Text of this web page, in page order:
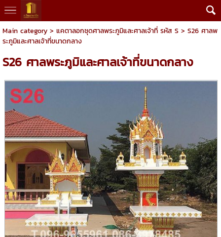
Main category> แคตาลอกชุดศาลพระภูมิและศาลเจ้าที่ รหัส S> S26 ศาลพ
ระภูมิและศาลเจ้าที่ขนาดกลาง
S26 ศาลพระภูมิและศาลเจ้าที่ขนาดกลาง